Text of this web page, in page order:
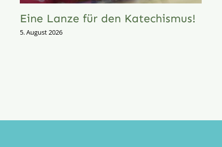
Eine Lanze für den Katechismus!
5. August 2026